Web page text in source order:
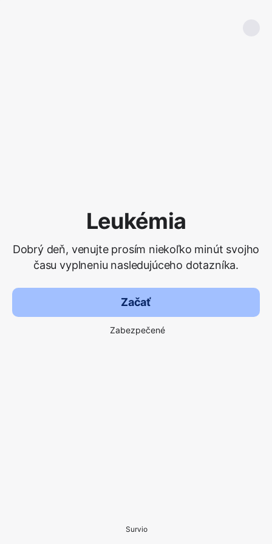
Leukémia
Dobrý deň, venujte prosím niekoľko minút svojho
času vyplneniu nasledujúceho dotazníka.
Začať
Zabezpečené
Survio